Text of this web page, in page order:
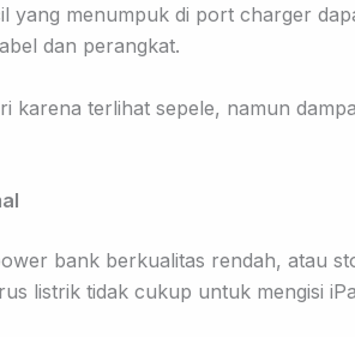
yang menumpuk di port charger
dan perangkat.
karena terlihat sepele, namun
bank berkualitas rendah, atau
listrik tidak cukup untuk mengisi